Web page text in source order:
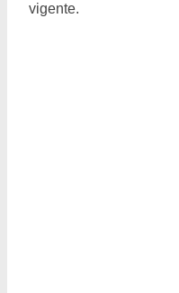
vigente.